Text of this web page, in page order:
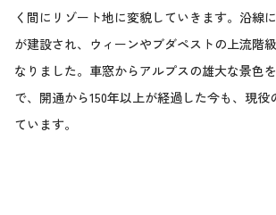
く間にリゾート地に変貌していきます。沿線
が建設され、ウィーンやブダペストの上流階
なりました。車窓からアルプスの雄大な景色
で、開通から150年以上が経過した今も、現役
ています。